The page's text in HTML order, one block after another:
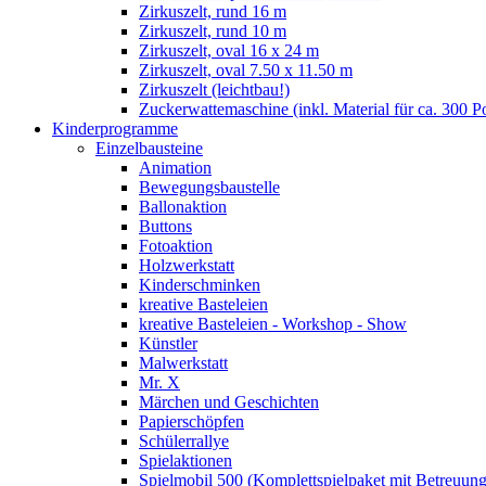
Zirkuszelt, rund 16 m
Zirkuszelt, rund 10 m
Zirkuszelt, oval 16 x 24 m
Zirkuszelt, oval 7.50 x 11.50 m
Zirkuszelt (leichtbau!)
Zuckerwattemaschine (inkl. Material für ca. 300
Kinderprogramme
Einzelbausteine
Animation
Bewegungsbaustelle
Ballonaktion
Buttons
Fotoaktion
Holzwerkstatt
Kinderschminken
kreative Basteleien
kreative Basteleien - Workshop - Show
Künstler
Malwerkstatt
Mr. X
Märchen und Geschichten
Papierschöpfen
Schülerrallye
Spielaktionen
Spielmobil 500 (Komplettspielpaket mit